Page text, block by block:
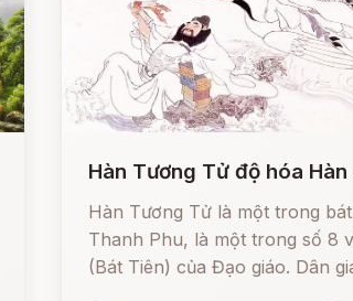
Hàn Tương Tử độ hóa Hàn
Hàn Tương Tử là một trong
Thanh Phu, là một trong số 8
(Bát Tiên) của Đạo giáo. Dân gian sau